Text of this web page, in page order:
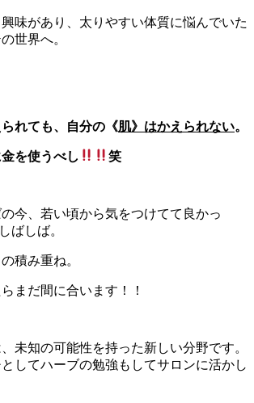
味があり、太りやすい体質に悩んでいた
世界へ。
れても、自分の《肌》はかえられない。
を使うべし 笑
今、若い頃から気をつけてて良かっ
ばしば。
積み重ね。
まだ間に合います！！
未知の可能性を持った新しい分野です。
してハーブの勉強もしてサロンに活かし